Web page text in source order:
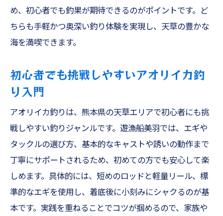
め、初心者でも釣果が期待できるのがポイントです。ど
ちらも手軽かつ奥深い釣り体験を実現し、天草の豊かな
海を満喫できます。
初心者でも挑戦しやすいアオリイカ釣
り入門
アオリイカ釣りは、熊本県の天草エリアで初心者にも挑
戦しやすい釣りジャンルです。遊漁船美羽では、エギや
タックルの選び方、基本的なキャストや誘いの動作まで
丁寧にサポートされるため、初めての方でも安心して楽
しめます。具体的には、短めのロッドと軽量リール、標
準的なエギを使用し、着底後に小刻みにシャクるのが基
本です。実践を重ねることでコツが掴めるので、家族や